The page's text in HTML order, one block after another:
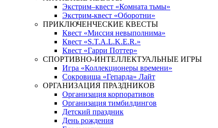
Экстрим–квест «Комната тьмы»
Экстрим-квест «Оборотни»
ПРИКЛЮЧЕНЧЕСКИЕ КВЕСТЫ
Квест «Миссия невыполнима»
Квест «S.T.A.L.K.E.R.»
Квест «Гарри Поттер»
СПОРТИВНО-ИНТЕЛЛЕКТУАЛЬНЫЕ ИГРЫ
Игра «Коллекционеры времени»
Сокровища «Гепарда» Лайт
ОРГАНИЗАЦИЯ ПРАЗДНИКОВ
Организация корпоративов
Организация тимбилдингов
Детский праздник
День рождения